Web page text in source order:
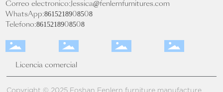
Correo electrónico:Jessica@fenlernfurnitures.com
WhatsApp:8615218908508
Teléfono:8615218908508
Licencia comercial
Copyright © 2025 Foshan Fenlern furniture manufacture